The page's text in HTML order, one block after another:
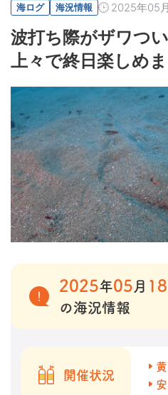
海ログ 海況情報 2025年05
波打ち際がザワつ
上々で終日楽しめ
2025年05 月 18
の海況情報
開催状況